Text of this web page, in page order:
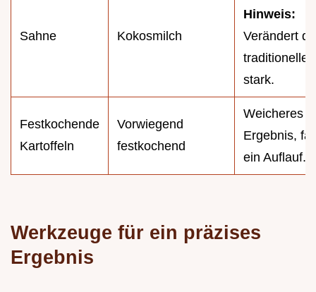
Sahne Kokosmilch
Hinweis:
Verändert
traditionelle
stark.
Festkochende
Kartoffeln
Vorwiegend
festkochend
Weicheres
Ergebnis,
ein Auflauf.
Werkzeuge für ein präzises
Ergebnis